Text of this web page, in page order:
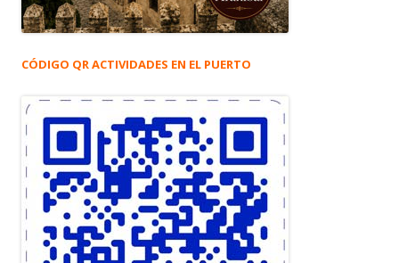
CÓDIGO QR ACTIVIDADES EN EL PUERTO